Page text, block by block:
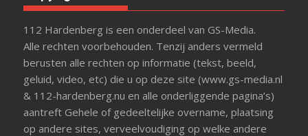
112 Hardenberg is een onderdeel van GS-Media.
Alle rechten voorbehouden. Tenzij anders vermeld
berusten alle rechten op informatie (tekst, beeld,
geluid, video, etc) die u op deze site (www.gs-media.nl
& 112-hardenberg.nu en alle onderliggende pagina’s)
aantreft Gehele of gedeeltelijke overname, plaatsing
op andere sites, verveelvoudiging op welke andere